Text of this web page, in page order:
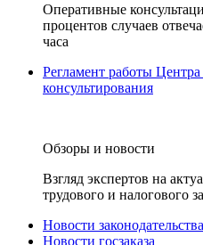
Оперативные
процентов случаев
часа
Регламент работы
консультирования
Обзоры и новости
Взгляд экспертов на
трудового и налогового
Новости законодательства
Новости госзаказа